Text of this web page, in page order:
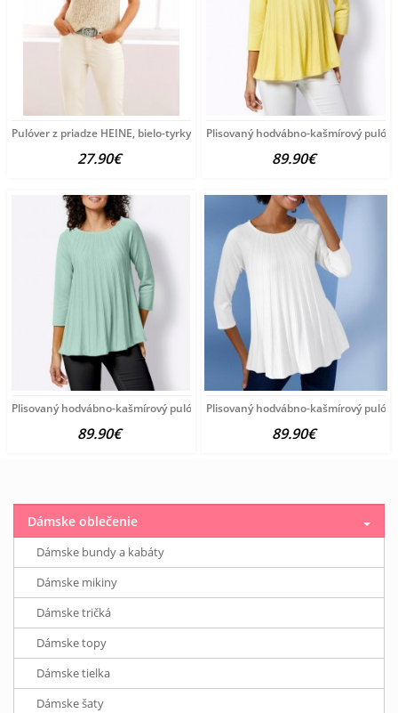
Pulóver z priadze HEINE, bielo-tyrkysový
27.90€
Plisovaný hodvábno-kašmírový
89.90€
Plisovaný hodvábno-kašmírový pulóver vzhľadom Création
89.90€
Plisovaný hodvábno-kašmírový
89.90€
Dámske oblečenie
Dámske bundy a kabáty
Dámske mikiny
Dámske tričká
Dámske topy
Dámske tielka
Dámske šaty